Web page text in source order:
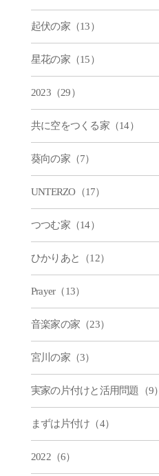
起伏の家（13）
星花の家（15）
2023（29）
共に空をつくる家（14）
葵向の家（7）
UNTERZO（17）
つつむ家（14）
ひかりあと（12）
Prayer（13）
音楽家の家（23）
宮川の家（3）
実家の片付けと活用問題（9）
まずは片付け（4）
2022（6）